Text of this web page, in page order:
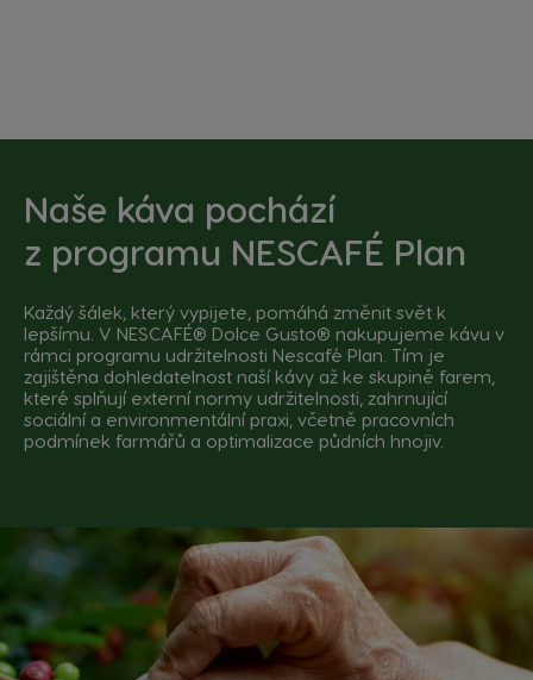
Naše káva pochází
z programu NESCAFÉ Plan
Každý šálek, který vypijete, pomáhá změnit svět k
lepšímu. V NESCAFÉ® Dolce Gusto® nakupujeme kávu v
rámci programu udržitelnosti Nescafé Plan. Tím je
zajištěna dohledatelnost naší kávy až ke skupině farem,
které splňují externí normy udržitelnosti, zahrnující
sociální a environmentální praxi, včetně pracovních
podmínek farmářů a optimalizace půdních hnojiv.